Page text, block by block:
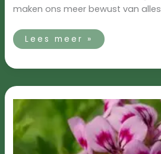
maken ons meer bewust van
Lees meer »
Geranium,
pelargonium
graveolens,
olie
van
liefde
en
vertrouwen